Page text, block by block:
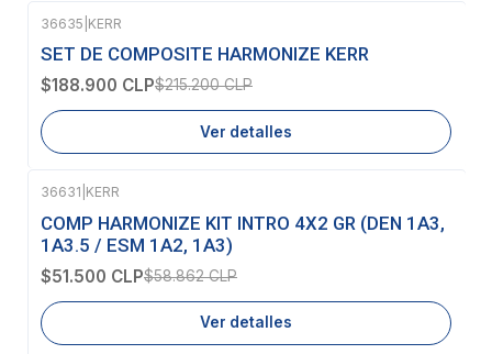
-12% OFF
Agotado
36635 KERR
SET DE COMPOSITE HARMONIZE KERR
$188.900 CLP$215.200 CLP
Ver detalles
-13% OFF
Agotado
36631 KERR
COMP HARMONIZE KIT INTRO 4X2 GR (DEN 1A3,
1A3.5 / ESM 1A2, 1A3)
$51.500 CLP$58.862 CLP
Ver detalles